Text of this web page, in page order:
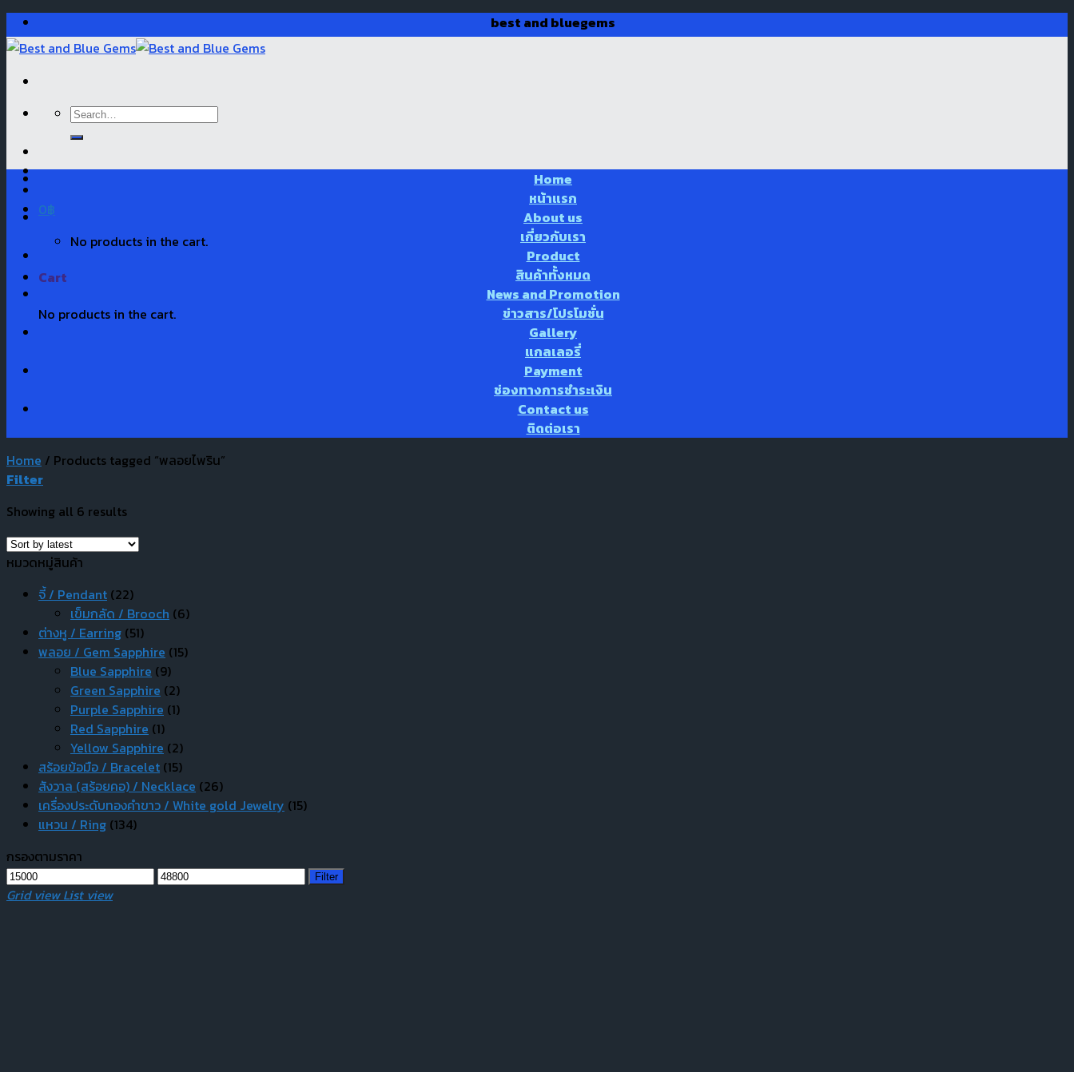
Skip
to
content
best and bluegems
Search
for:
0฿
No products in the cart.
Cart
No products in the cart.
Home
หน้าแรก
About us
เกี่ยวกับเรา
Product
สินค้าทั้งหมด
News and Promotion
ข่าวสาร/โปรโมชั่น
Gallery
แกลเลอรี่
Payment
ช่องทางการชำระเงิน
Contact us
ติดต่อเรา
Home / Products tagged “พลอยไพริน”
Filter
Showing all 6 results
หมวดหมู่สินค้า
จี้ / Pendant (22)
เข็มกลัด / Brooch (6)
ต่างหู / Earring (51)
พลอย / Gem Sapphire (15)
Blue Sapphire (9)
Green Sapphire (2)
Purple Sapphire (1)
Red Sapphire (1)
Yellow Sapphire (2)
สร้อยข้อมือ / Bracelet (15)
สังวาล (สร้อยคอ) / Necklace (26)
เครื่องประดับทองคำขาว / White gold Jewelry (15)
แหวน / Ring (134)
กรองตามราคา
Min
price
Max
Filter
Grid view List view